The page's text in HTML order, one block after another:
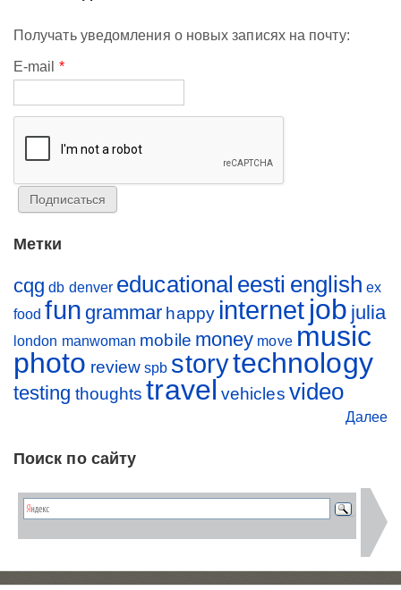
Получать уведомления о новых записях на почту:
E-mail *
Метки
cqg db denver educational eesti english ex
food fun grammar happy internet job julia
london manwoman mobile money move music
photo review spb storytechnology
testing thoughts travelvehicles video
Далее
Поиск по сайту